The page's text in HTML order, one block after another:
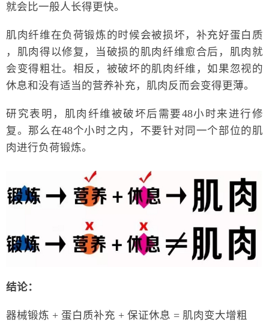
就会比一般人长得更快。
肌肉纤维在负荷锻炼的时候会被损坏，补充好蛋白质
，肌肉得以修复，当破损的肌肉纤维愈合后，肌肉就
会变得粗壮。相反，被破坏的肌肉纤维，如果忽视的
休息和没有适当的营养补充，肌肉反而会变得更薄。
研究表明，肌肉纤维被破坏后需要48小时来进行修
复。那么在48个小时之内，不要针对同一个部位的肌
肉进行负荷锻炼。
结论：
器械锻炼 + 蛋白质补充 + 保证休息 = 肌肉变大增粗